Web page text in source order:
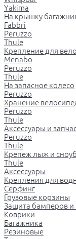
Yakima
На крышку
Fabbri
Peruzzo
Thule
Крепление для
Menabo
Peruzzo
Thule
На запасное колесо
Peruzzo
Хранение
Peruzzo
Thule
Аксессуары и
Peruzzo
Thule
Крепеж лыж и
Thule
Аксессуары
Крепления для
Серфинг
Грузовые корзины
Защита бамперов и
Коврики
Багажника
Резиновые